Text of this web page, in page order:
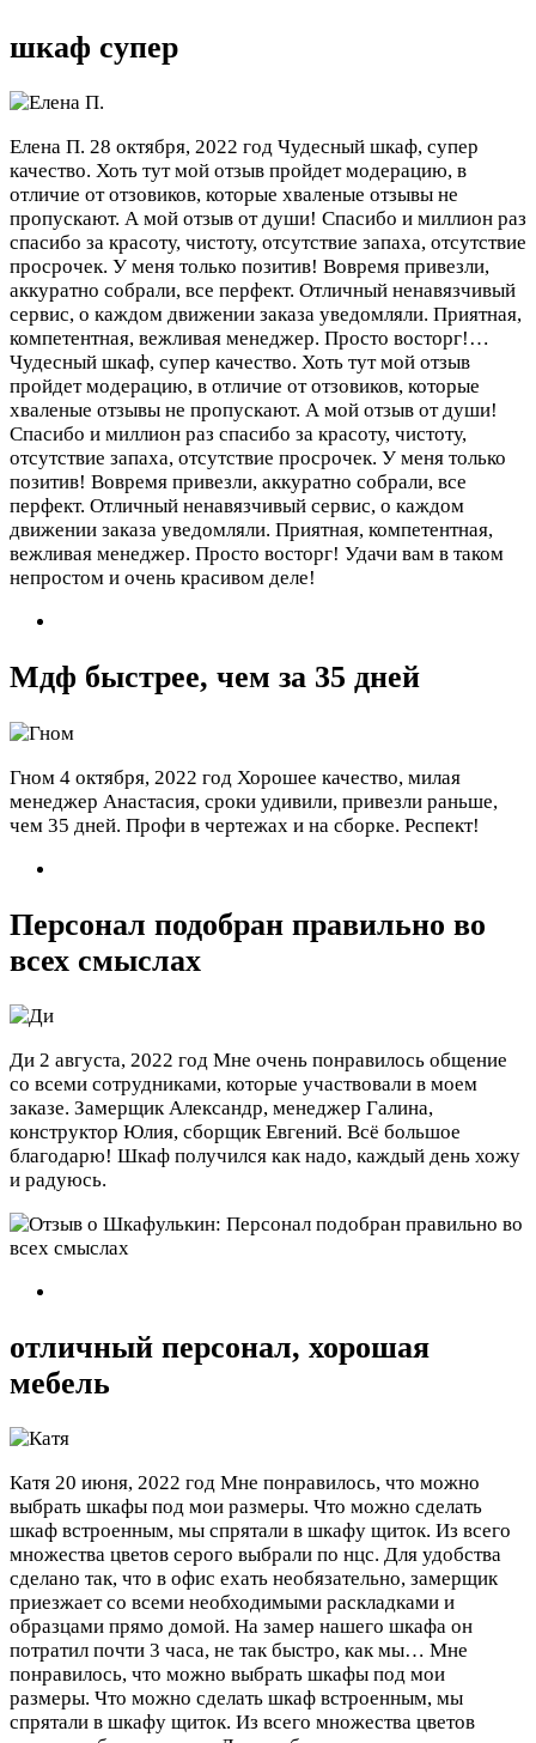
шкаф супер
Елена П. 28 октября, 2022 год Чудесный шкаф, супер
качество. Хоть тут мой отзыв пройдет модерацию, в
отличие от отзовиков, которые хваленые отзывы не
пропускают. А мой отзыв от души! Спасибо и миллион раз
спасибо за красоту, чистоту, отсутствие запаха, отсутствие
просрочек. У меня только позитив! Вовремя привезли,
аккуратно собрали, все перфект. Отличный ненавязчивый
сервис, о каждом движении заказа уведомляли. Приятная,
компетентная, вежливая менеджер. Просто восторг!…
Чудесный шкаф, супер качество. Хоть тут мой отзыв
пройдет модерацию, в отличие от отзовиков, которые
хваленые отзывы не пропускают. А мой отзыв от души!
Спасибо и миллион раз спасибо за красоту, чистоту,
отсутствие запаха, отсутствие просрочек. У меня только
позитив! Вовремя привезли, аккуратно собрали, все
перфект. Отличный ненавязчивый сервис, о каждом
движении заказа уведомляли. Приятная, компетентная,
вежливая менеджер. Просто восторг! Удачи вам в таком
непростом и очень красивом деле!
Мдф быстрее, чем за 35 дней
Гном 4 октября, 2022 год Хорошее качество, милая
менеджер Анастасия, сроки удивили, привезли раньше,
чем 35 дней. Профи в чертежах и на сборке. Респект!
Персонал подобран правильно во
всех смыслах
Ди 2 августа, 2022 год Мне очень понравилось общение
со всеми сотрудниками, которые участвовали в моем
заказе. Замерщик Александр, менеджер Галина,
конструктор Юлия, сборщик Евгений. Всё большое
благодарю! Шкаф получился как надо, каждый день хожу
и радуюсь.
отличный персонал, хорошая
мебель
Катя 20 июня, 2022 год Мне понравилось, что можно
выбрать шкафы под мои размеры. Что можно сделать
шкаф встроенным, мы спрятали в шкафу щиток. Из всего
множества цветов серого выбрали по нцс. Для удобства
сделано так, что в офис ехать необязательно, замерщик
приезжает со всеми необходимыми раскладками и
образцами прямо домой. На замер нашего шкафа он
потратил почти 3 часа, не так быстро, как мы… Мне
понравилось, что можно выбрать шкафы под мои
размеры. Что можно сделать шкаф встроенным, мы
спрятали в шкафу щиток. Из всего множества цветов